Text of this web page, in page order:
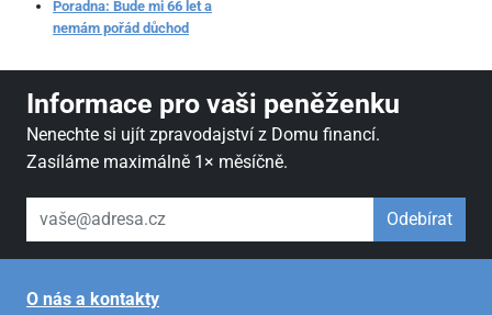
Poradna: Bude mi 66 let a
nemám pořád důchod
Informace pro vaši peněženku
Nenechte si ujít zpravodajství z Domu financí.
Zasíláme maximálně 1× měsíčně.
váš email Odebírat
O nás a kontakty